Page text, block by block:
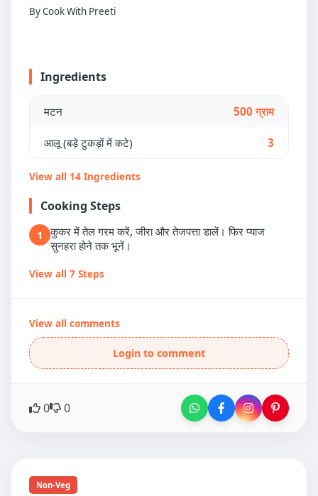
By Cook With Preeti
Ingredients
मटन 500 ग्राम
आलू (बड़े टुकड़ों में कटे) 3
View all 14 Ingredients
Cooking Steps
1
कुकर में तेल गरम करें, जीरा और तेजपत्ता डालें। फिर प्याज
सुनहरा होने तक भूनें।
View all 7 Steps
View all comments
Login to comment
0 0
Non-Veg